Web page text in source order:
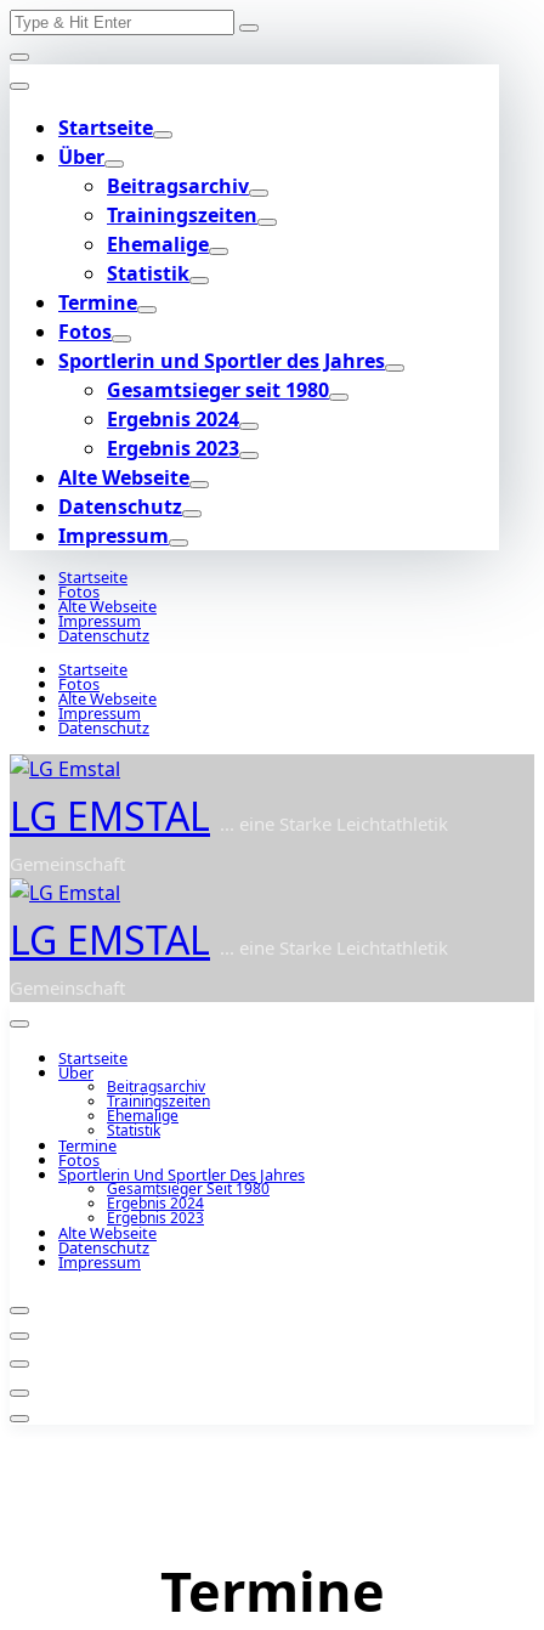
Skip
to
content
Search
Startseite
Über
Beitragsarchiv
Trainingszeiten
Ehemalige
Statistik
Termine
Fotos
Sportlerin und Sportler des Jahres
Gesamtsieger seit 1980
Ergebnis 2024
Ergebnis 2023
Alte Webseite
Datenschutz
Impressum
Startseite
Fotos
Alte Webseite
Impressum
Datenschutz
Startseite
Fotos
Alte Webseite
Impressum
Datenschutz
LG EMSTAL ... eine Starke Leichtathletik
Gemeinschaft
LG EMSTAL ... eine Starke Leichtathletik
Gemeinschaft
Startseite
Über
Beitragsarchiv
Trainingszeiten
Ehemalige
Statistik
Termine
Fotos
Sportlerin Und Sportler Des Jahres
Gesamtsieger Seit 1980
Ergebnis 2024
Ergebnis 2023
Alte Webseite
Datenschutz
Impressum
Termine